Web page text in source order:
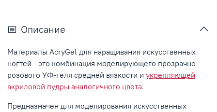
Описание
Материалы AcryGel для наращивания искусственных
ногтей - это комбинация моделирующего прозрачно-
розового УФ-геля средней вязкости и укрепляющей
акриловой пудры аналогичного цвета.
Предназначен для моделирования искусственных